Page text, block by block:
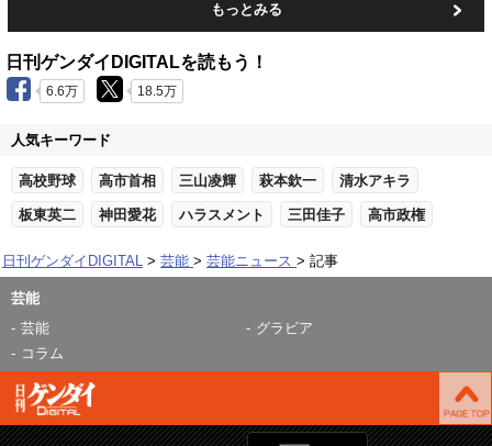
もっとみる
日刊ゲンダイDIGITALを読もう！
6.6万 18.5万
人気キーワード
高校野球 高市首相 三山凌輝 萩本欽一 清水アキラ
板東英二 神田愛花 ハラスメント 三田佳子 高市政権
日刊ゲンダイDIGITAL 芸能 芸能ニュース 記事
芸能
芸能
グラビア
コラム